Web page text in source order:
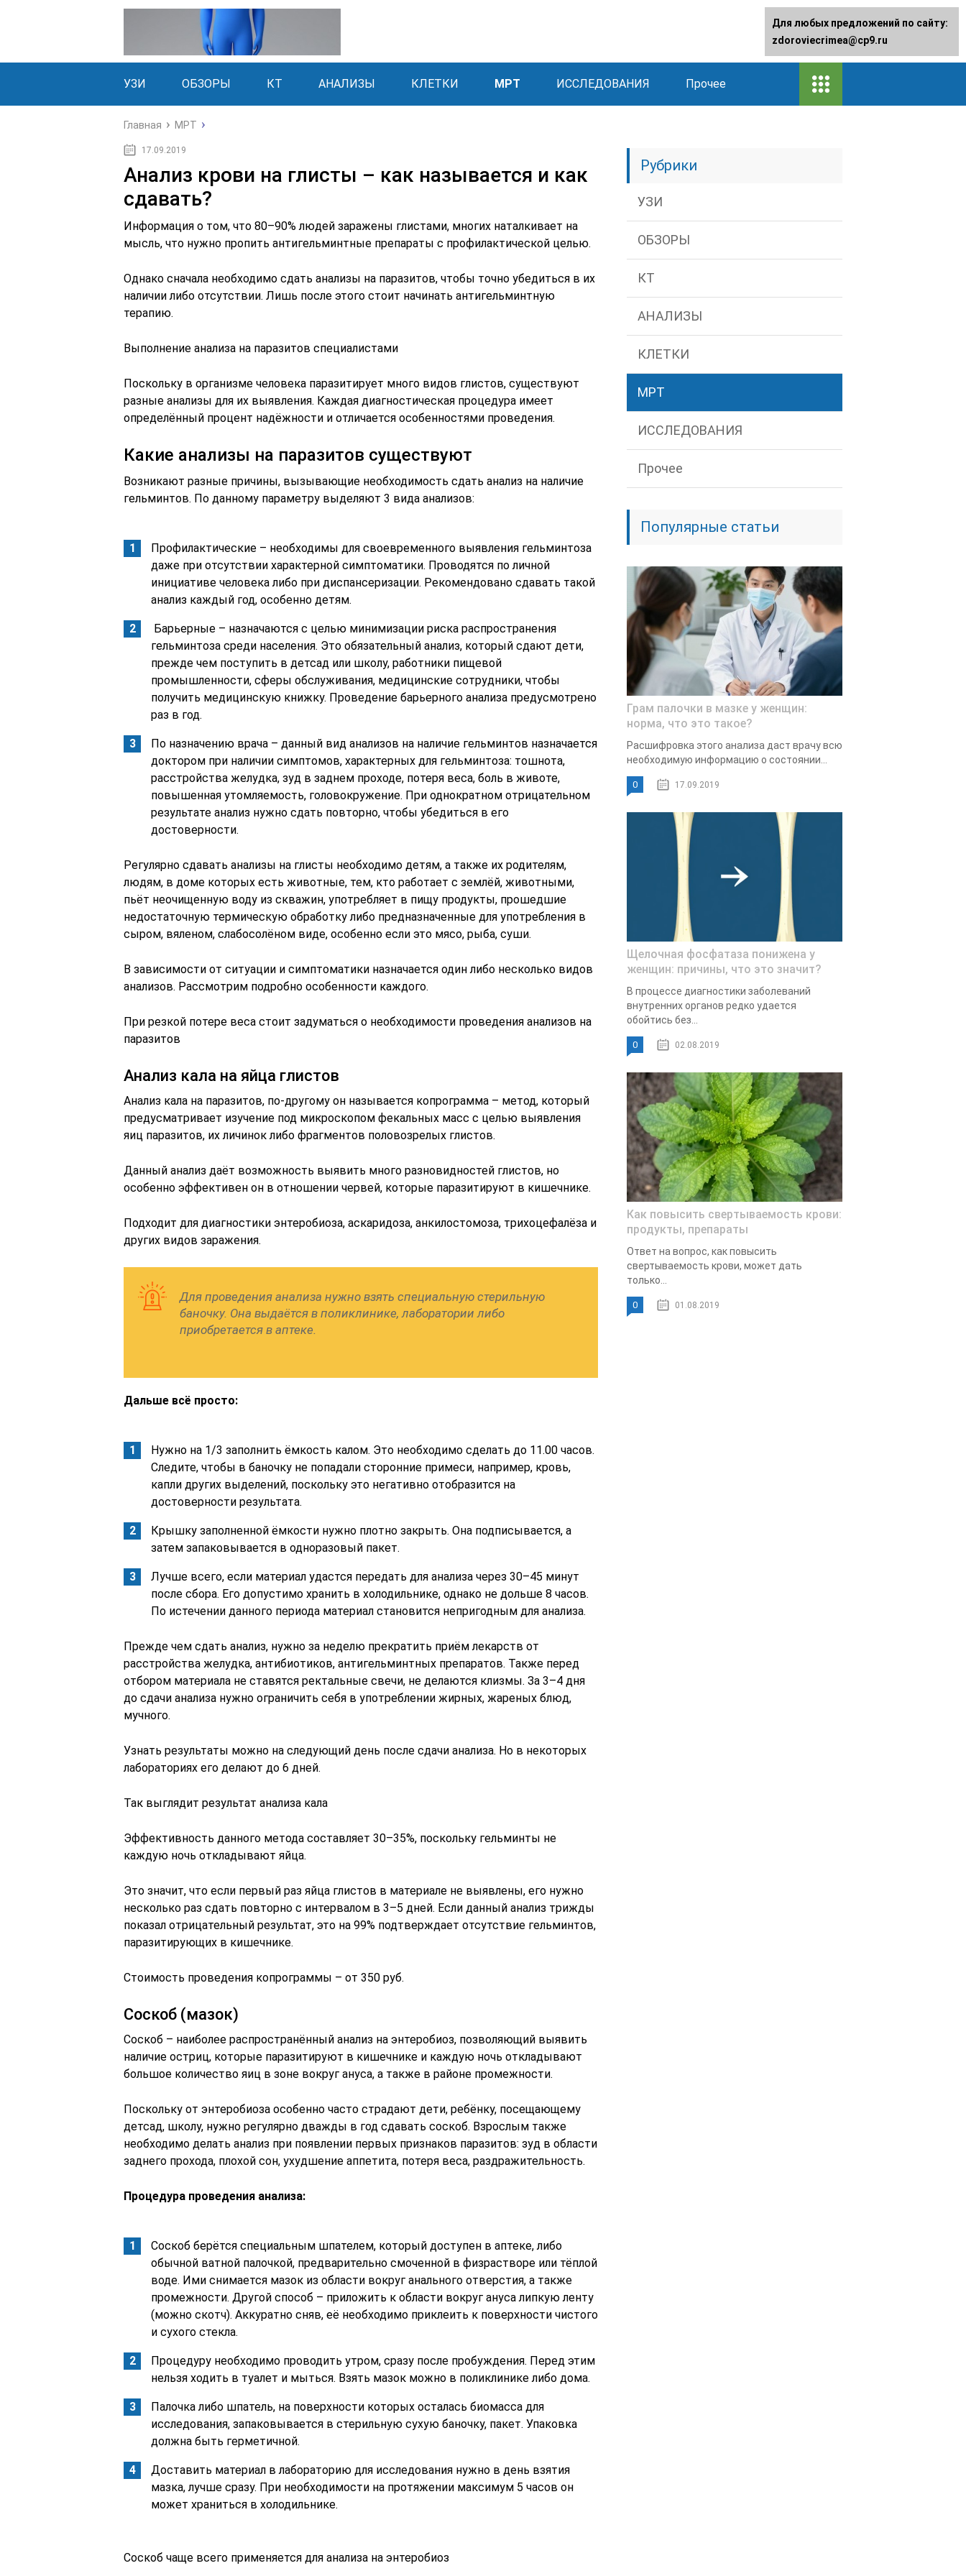
УЗИ ОБЗОРЫ КТ АНАЛИЗЫ КЛЕТКИ МРТ ИССЛЕДОВАНИЯ Прочее
Главная МРТ
17.09.2019
Анализ крови на глисты – как называется и как
сдавать?
Информация о том, что 80–90% людей заражены глистами, многих наталкивает на
мысль, что нужно пропить антигельминтные препараты с профилактической целью.
Однако сначала необходимо сдать анализы на паразитов, чтобы точно убедиться в их
наличии либо отсутствии. Лишь после этого стоит начинать антигельминтную
терапию.
Выполнение анализа на паразитов специалистами
Поскольку в организме человека паразитирует много видов глистов, существуют
разные анализы для их выявления. Каждая диагностическая процедура имеет
определённый процент надёжности и отличается особенностями проведения.
Какие анализы на паразитов существуют
Возникают разные причины, вызывающие необходимость сдать анализ на наличие
гельминтов. По данному параметру выделяют 3 вида анализов:
Профилактические – необходимы для своевременного выявления гельминтоза
даже при отсутствии характерной симптоматики. Проводятся по личной
инициативе человека либо при диспансеризации. Рекомендовано сдавать такой
анализ каждый год, особенно детям.
Барьерные – назначаются с целью минимизации риска распространения
гельминтоза среди населения. Это обязательный анализ, который сдают дети,
прежде чем поступить в детсад или школу, работники пищевой
промышленности, сферы обслуживания, медицинские сотрудники, чтобы
получить медицинскую книжку. Проведение барьерного анализа предусмотрено
раз в год.
По назначению врача – данный вид анализов на наличие гельминтов назначается
доктором при наличии симптомов, характерных для гельминтоза: тошнота,
расстройства желудка, зуд в заднем проходе, потеря веса, боль в животе,
повышенная утомляемость, головокружение. При однократном отрицательном
результате анализ нужно сдать повторно, чтобы убедиться в его
достоверности.
Регулярно сдавать анализы на глисты необходимо детям, а также их родителям,
людям, в доме которых есть животные, тем, кто работает с землёй, животными,
пьёт неочищенную воду из скважин, употребляет в пищу продукты, прошедшие
недостаточную термическую обработку либо предназначенные для употребления в
сыром, вяленом, слабосолёном виде, особенно если это мясо, рыба, суши.
В зависимости от ситуации и симптоматики назначается один либо несколько видов
анализов. Рассмотрим подробно особенности каждого.
При резкой потере веса стоит задуматься о необходимости проведения анализов на
паразитов
Анализ кала на яйца глистов
Анализ кала на паразитов, по-другому он называется копрограмма – метод, который
предусматривает изучение под микроскопом фекальных масс с целью выявления
яиц паразитов, их личинок либо фрагментов половозрелых глистов.
Данный анализ даёт возможность выявить много разновидностей глистов, но
особенно эффективен он в отношении червей, которые паразитируют в кишечнике.
Подходит для диагностики энтеробиоза, аскаридоза, анкилостомоза, трихоцефалёза и
других видов заражения.
Для проведения анализа нужно взять специальную стерильную
баночку. Она выдаётся в поликлинике, лаборатории либо
приобретается в аптеке.
Дальше всё просто:
Нужно на 1/3 заполнить ёмкость калом. Это необходимо сделать до 11.00 часов.
Следите, чтобы в баночку не попадали сторонние примеси, например, кровь,
капли других выделений, поскольку это негативно отобразится на
достоверности результата.
Крышку заполненной ёмкости нужно плотно закрыть. Она подписывается, а
затем запаковывается в одноразовый пакет.
Лучше всего, если материал удастся передать для анализа через 30–45 минут
после сбора. Его допустимо хранить в холодильнике, однако не дольше 8 часов.
По истечении данного периода материал становится непригодным для анализа.
Прежде чем сдать анализ, нужно за неделю прекратить приём лекарств от
расстройства желудка, антибиотиков, антигельминтных препаратов. Также перед
отбором материала не ставятся ректальные свечи, не делаются клизмы. За 3–4 дня
до сдачи анализа нужно ограничить себя в употреблении жирных, жареных блюд,
мучного.
Узнать результаты можно на следующий день после сдачи анализа. Но в некоторых
лабораториях его делают до 6 дней.
Так выглядит результат анализа кала
Эффективность данного метода составляет 30–35%, поскольку гельминты не
каждую ночь откладывают яйца.
Это значит, что если первый раз яйца глистов в материале не выявлены, его нужно
несколько раз сдать повторно с интервалом в 3–5 дней. Если данный анализ трижды
показал отрицательный результат, это на 99% подтверждает отсутствие гельминтов,
паразитирующих в кишечнике.
Стоимость проведения копрограммы – от 350 руб.
Соскоб (мазок)
Соскоб – наиболее распространённый анализ на энтеробиоз, позволяющий выявить
наличие остриц, которые паразитируют в кишечнике и каждую ночь откладывают
большое количество яиц в зоне вокруг ануса, а также в районе промежности.
Поскольку от энтеробиоза особенно часто страдают дети, ребёнку, посещающему
детсад, школу, нужно регулярно дважды в год сдавать соскоб. Взрослым также
необходимо делать анализ при появлении первых признаков паразитов: зуд в области
заднего прохода, плохой сон, ухудшение аппетита, потеря веса, раздражительность.
Процедура проведения анализа:
Соскоб берётся специальным шпателем, который доступен в аптеке, либо
обычной ватной палочкой, предварительно смоченной в физрастворе или тёплой
воде. Ими снимается мазок из области вокруг анального отверстия, а также
промежности. Другой способ – приложить к области вокруг ануса липкую ленту
(можно скотч). Аккуратно сняв, её необходимо приклеить к поверхности чистого
и сухого стекла.
Процедуру необходимо проводить утром, сразу после пробуждения. Перед этим
нельзя ходить в туалет и мыться. Взять мазок можно в поликлинике либо дома.
Палочка либо шпатель, на поверхности которых осталась биомасса для
исследования, запаковывается в стерильную сухую баночку, пакет. Упаковка
должна быть герметичной.
Доставить материал в лабораторию для исследования нужно в день взятия
мазка, лучше сразу. При необходимости на протяжении максимум 5 часов он
может храниться в холодильнике.
Соскоб чаще всего применяется для анализа на энтеробиоз
Рубрики
УЗИ
ОБЗОРЫ
КТ
АНАЛИЗЫ
КЛЕТКИ
МРТ
ИССЛЕДОВАНИЯ
Прочее
Популярные статьи
Грам палочки в мазке у женщин:
норма, что это такое?
Расшифровка этого анализа даст врачу всю
необходимую информацию о состоянии...
0 17.09.2019
Щелочная фосфатаза понижена у
женщин: причины, что это значит?
В процессе диагностики заболеваний
внутренних органов редко удается
обойтись без...
0 02.08.2019
Как повысить свертываемость крови:
продукты, препараты
Ответ на вопрос, как повысить
свертываемость крови, может дать
только...
0 01.08.2019
Для любых предложений по сайту:
zdoroviecrimea@cp9.ru